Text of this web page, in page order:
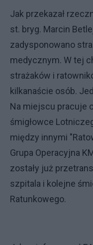
Jak przekazał
st. bryg. Marcin
zadysponowano
medycznym. W tej
strażaków i
kilkanaście osób.
Na miejscu pracuje
śmigłowce
między innymi
Grupa Operacyjna
zostały już
szpitala i kolejne
Ratunkowego.